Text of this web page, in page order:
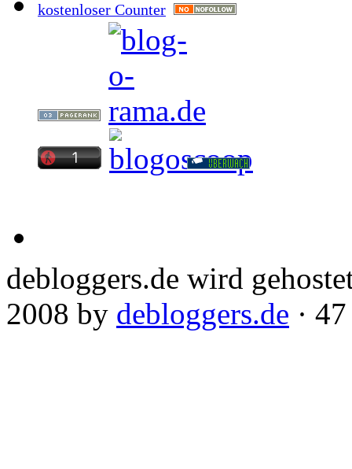
kostenloser Counter
debloggers.de wird
2008 by debloggers.de ·